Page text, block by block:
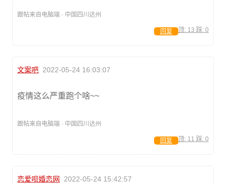
跟帖来自电脑端 · 中国四川达州
顶: 13 踩: 0
回复
文案吧 2022-05-24 16:03:07
疫情这么严重跑个啥~~
跟帖来自电脑端 · 中国四川达州
顶: 11 踩: 0
回复
恋爱呗婚恋网 2022-05-24 15:42:57